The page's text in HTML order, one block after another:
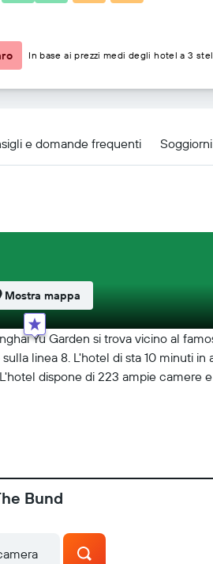
e domande frequenti
Yu Garden si trova vicino al
linea 8. L'hotel di sta 10 minuti
dispone di 223 ampie camere
Mostra mappa
Bund
In base ai prezzi medi degli hotel a 3